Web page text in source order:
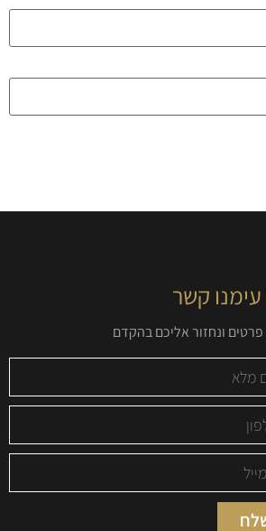
עימנו קשר
ונחזור אליכם בהקדם